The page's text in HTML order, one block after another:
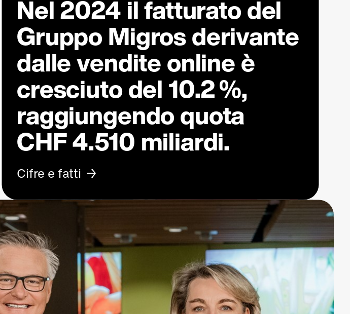
Nel 2024 il fatturato del
Gruppo Migros derivante
dalle vendite online è
cresciuto del 10.2 %,
raggiungendo quota
CHF 4.510 miliardi.
Cifre e fatti